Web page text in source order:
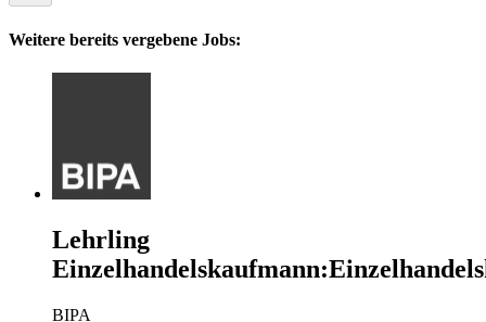
Weitere bereits vergebene Jobs:
Lehrling
BIPA